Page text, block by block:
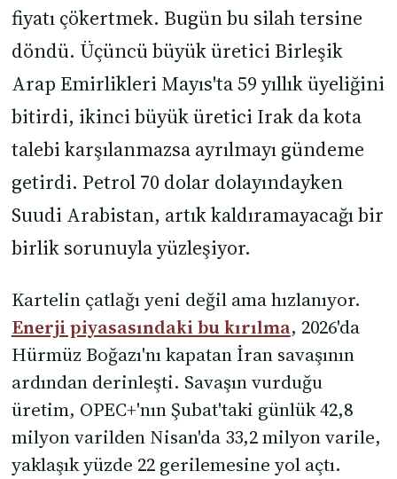
fiyatı çökertmek. Bugün bu silah tersine
döndü. Üçüncü büyük üretici Birleşik
Arap Emirlikleri Mayıs'ta 59 yıllık üyeliğini
bitirdi, ikinci büyük üretici Irak da kota
talebi karşılanmazsa ayrılmayı gündeme
getirdi. Petrol 70 dolar dolayındayken
Suudi Arabistan, artık kaldıramayacağı bir
birlik sorunuyla yüzleşiyor.
Kartelin çatlağı yeni değil ama hızlanıyor.
Enerji piyasasındaki bu kırılma, 2026'da
Hürmüz Boğazı'nı kapatan İran savaşının
ardından derinleşti. Savaşın vurduğu
üretim, OPEC+'nın Şubat'taki günlük 42,8
milyon varilden Nisan'da 33,2 milyon varile,
yaklaşık yüzde 22 gerilemesine yol açtı.